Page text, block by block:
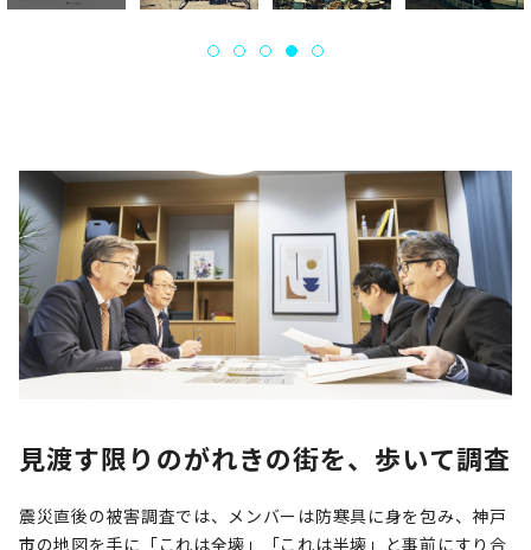
見渡す限りのがれきの街を、歩いて調査
震災直後の被害調査では、メンバーは防寒具に身を包み、神戸
市の地図を手に「これは全壊」「これは半壊」と事前にすり合